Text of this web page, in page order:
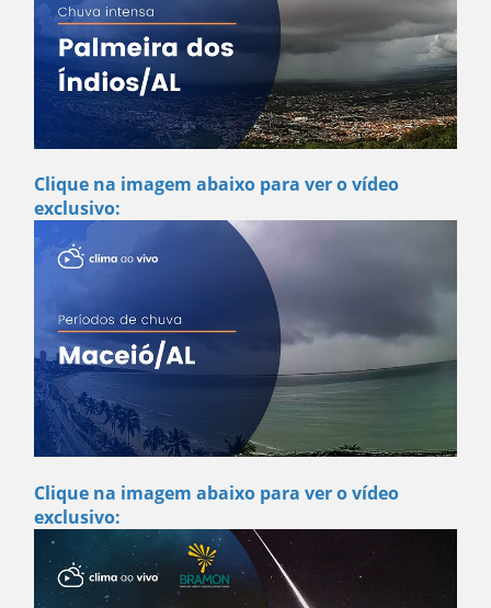
Clique na imagem abaixo para ver o vídeo
exclusivo:
Clique na imagem abaixo para ver o vídeo
exclusivo: